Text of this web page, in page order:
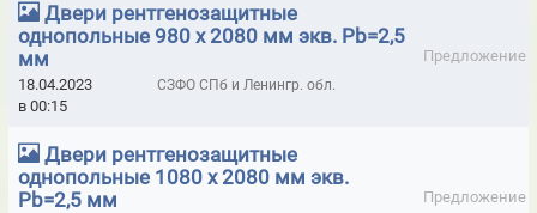
ПЕРЕНОСНЫЕ ОГНЕТУШИТЕЛИ BONTEL
ПЕРЕНОСНЫЕ ПРИБОРЫ КОНТРОЛЯ ВЫХЛОПНЫХ ГАЗОВ ДВС
ПЕРЧАТКИ ANSELL
ПЕРЧАТКИ ANSELL ДЛЯ МЕХАНИЧЕСКИХ РАБОТ
ПЕРЧАТКИ ANSELL ЛАБОРАТОРНЫЕ
Двери рентгенозащитные
однопольные 980 х 2080 мм экв. Pb=2,5
мм
Предложение
18.04.2023
в 00:15
СЗФО СПб и Ленингр. обл.
Двери рентгенозащитные
однопольные 1080 х 2080 мм экв.
Pb=2,5 мм
Предложение